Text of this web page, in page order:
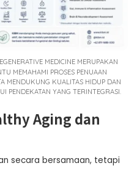
MEDICINE MERUPAKAN
MEMAHAMI PROSES PENUAAN
MENDUKUNG KUALITAS HIDUP DAN
PENDEKATAN YANG TERINTEGRASI.
Aging dan
secara bersamaan, tetapi